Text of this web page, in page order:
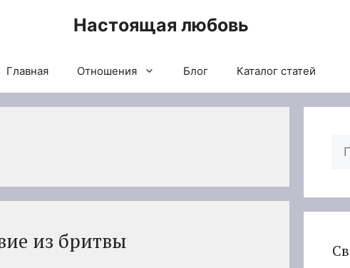
Настоящая любовь
Главная Отношения Блог Каталог статей
из бритвы